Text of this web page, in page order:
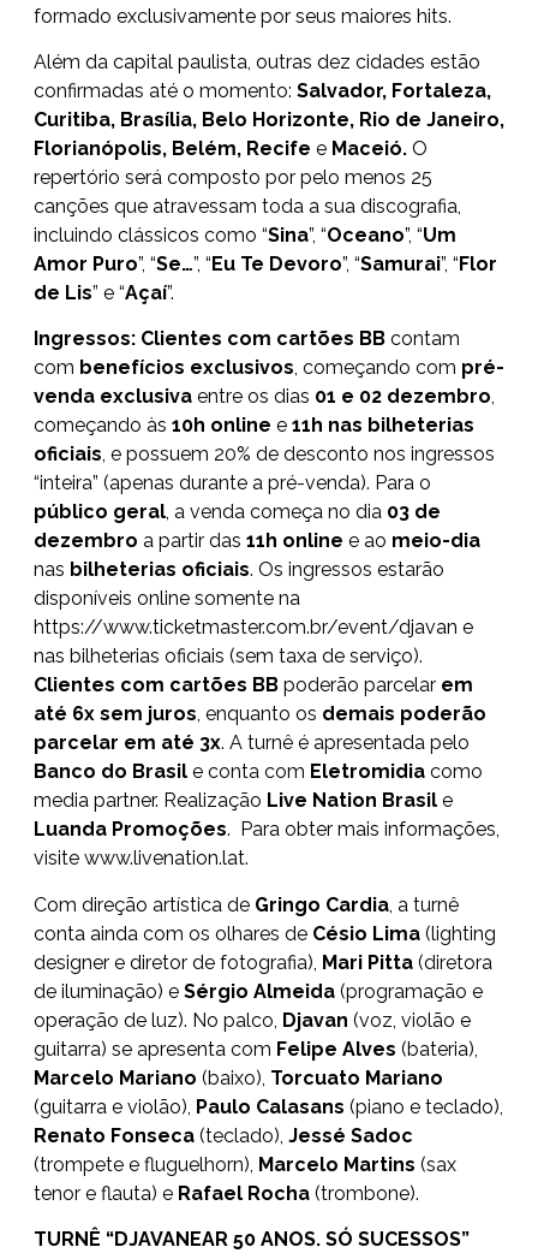
formado exclusivamente por seus maiores hits.
Além da capital paulista, outras dez cidades estão
confirmadas até o momento: Salvador, Fortaleza,
Curitiba, Brasília, Belo Horizonte, Rio de Janeiro,
Florianópolis, Belém, Recife e Maceió. O
repertório será composto por pelo menos 25
canções que atravessam toda a sua discografia,
incluindo clássicos como “Sina”, “Oceano”, “Um
Amor Puro”, “Se…”, “Eu Te Devoro”, “Samurai”, “Flor
de Lis” e “Açaí”.
Ingressos: Clientes com cartões BB contam
com benefícios exclusivos, começando com pré-
venda exclusiva entre os dias 01 e 02 dezembro,
começando às 10h online e 11h nas bilheterias
oficiais, e possuem 20% de desconto nos ingressos
“inteira” (apenas durante a pré-venda). Para o
público geral, a venda começa no dia 03 de
dezembro a partir das 11h online e ao meio-dia
nas bilheterias oficiais. Os ingressos estarão
disponíveis online somente na
https://www.ticketmaster.com.br/event/djavan e
nas bilheterias oficiais (sem taxa de serviço).
Clientes com cartões BB poderão parcelar em
até 6x sem juros, enquanto os demais poderão
parcelar em até 3x. A turnê é apresentada pelo
Banco do Brasil e conta com Eletromidia como
media partner. Realização Live Nation Brasil e
Luanda Promoções. Para obter mais informações,
visite www.livenation.lat.
Com direção artística de Gringo Cardia, a turnê
conta ainda com os olhares de Césio Lima (lighting
designer e diretor de fotografia), Mari Pitta (diretora
de iluminação) e Sérgio Almeida (programação e
operação de luz). No palco, Djavan (voz, violão e
guitarra) se apresenta com Felipe Alves (bateria),
Marcelo Mariano (baixo), Torcuato Mariano
(guitarra e violão), Paulo Calasans (piano e teclado),
Renato Fonseca (teclado), Jessé Sadoc
(trompete e fluguelhorn), Marcelo Martins (sax
tenor e flauta) e Rafael Rocha (trombone).
TURNÊ “DJAVANEAR 50 ANOS. SÓ SUCESSOS”